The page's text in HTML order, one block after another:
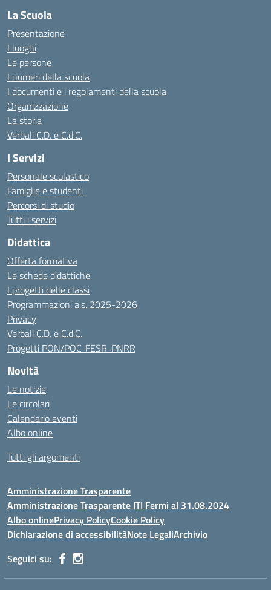
La Scuola
Presentazione
I luoghi
Le persone
I numeri della scuola
I documenti e i regolamenti della scuola
Organizzazione
La storia
Verbali C.D. e C.d.C.
I Servizi
Personale scolastico
Famiglie e studenti
Percorsi di studio
Tutti i servizi
Didattica
Offerta formativa
Le schede didattiche
I progetti delle classi
Programmazioni a.s. 2025-2026
Privacy
Verbali C.D. e C.d.C.
Progetti PON/POC-FESR-PNRR
Novità
Le notizie
Le circolari
Calendario eventi
Albo online
Tutti gli argomenti
Amministrazione Trasparente
Amministrazione Trasparente ITI Fermi al 31.08.2024
Albo onlinePrivacy PolicyCookie Policy
Dichiarazione di accessibilitàNote LegaliArchivio
Seguici su: